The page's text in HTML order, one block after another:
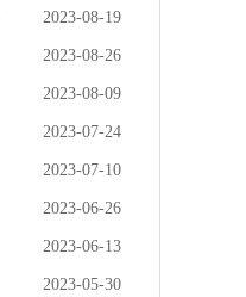
2023-08-19
2023-08-26
2023-08-09
2023-07-24
2023-07-10
2023-06-26
2023-06-13
2023-05-30